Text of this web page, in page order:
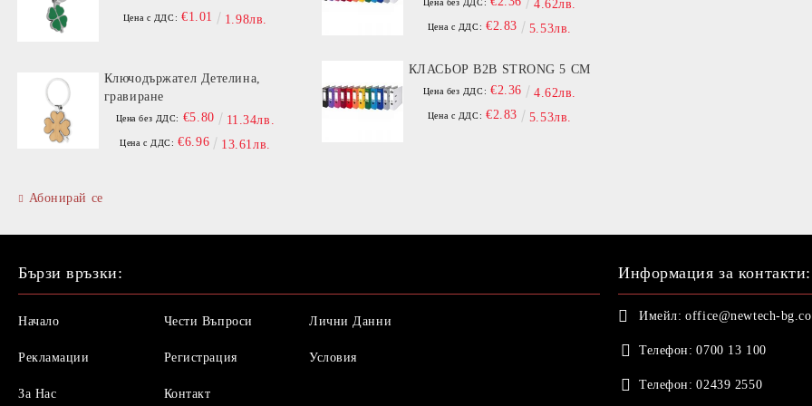
Цена с ДДС: €1.01 1.98лв.
Ключодържател Детелина,
гравиране
Цена без ДДС: €5.80 11.34лв.
Цена с ДДС: €6.96 13.61лв.
Абонирай се
Цена без ДДС: 4.62лв.
Цена с ДДС: €2.83 5.53лв.
КЛАСЬОР B2B STRONG 5 СМ
Цена без ДДС: €2.36 4.62лв.
Цена с ДДС: €2.83 5.53лв.
Бързи връзки:
Начало
Рекламации
За Нас
Чести Въпроси
Регистрация
Контакт
Лични Данни
Условия
Информация за контакти:
Имейл: office@newtech-
Телефон: 0700 13 100
Телефон: 02439 2550